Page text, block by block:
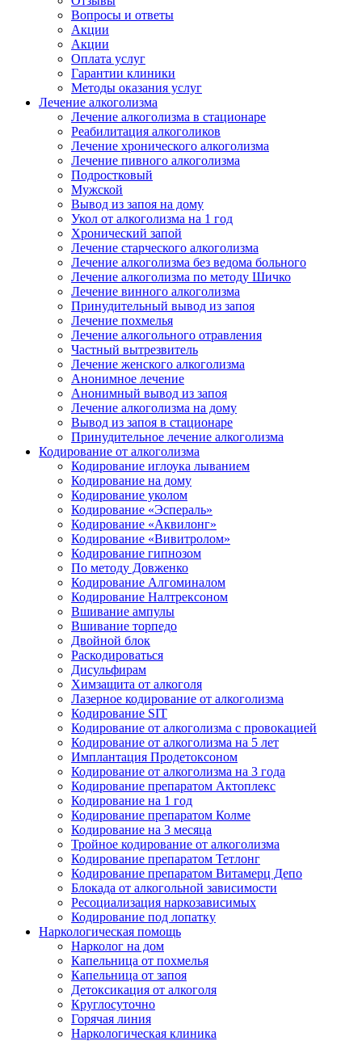
Вопросы и ответы
Акции
Акции
Оплата услуг
Гарантии клиники
Методы оказания услуг
Лечение алкоголизма
Лечение алкоголизма в стационаре
Реабилитация алкоголиков
Лечение хронического алкоголизма
Лечение пивного алкоголизма
Подростковый
Мужской
Вывод из запоя на дому
Укол от алкоголизма на 1 год
Хронический запой
Лечение старческого алкоголизма
Лечение алкоголизма без ведома больного
Лечение алкоголизма по методу Шичко
Лечение винного алкоголизма
Принудительный вывод из запоя
Лечение похмелья
Лечение алкогольного отравления
Частный вытрезвитель
Лечение женского алкоголизма
Анонимное лечение
Анонимный вывод из запоя
Лечение алкоголизма на дому
Вывод из запоя в стационаре
Принудительное лечение алкоголизма
Кодирование от алкоголизма
Кодирование иглоука лыванием
Кодирование на дому
Кодирование уколом
Кодирование «Эспераль»
Кодирование «Аквилонг»
Кодирование «Вивитролом»
Кодирование гипнозом
По методу Довженко
Кодирование Алгоминалом
Кодирование Налтрексоном
Вшивание ампулы
Вшивание торпедо
Двойной блок
Раскодироваться
Дисульфирам
Химзащита от алкоголя
Лазерное кодирование от алкоголизма
Кодирование SIT
Кодирование от алкоголизма с провокацией
Кодирование от алкоголизма на 5 лет
Имплантация Продетоксоном
Кодирование от алкоголизма на 3 года
Кодирование препаратом Актоплекс
Кодирование на 1 год
Кодирование препаратом Колме
Кодирование на 3 месяца
Тройное кодирование от алкоголизма
Кодирование препаратом Тетлонг
Кодирование препаратом Витамерц Депо
Блокада от алкогольной зависимости
Ресоциализация наркозависимых
Кодирование под лопатку
Наркологическая помощь
Нарколог на дом
Капельница от похмелья
Капельница от запоя
Детоксикация от алкоголя
Круглосуточно
Горячая линия
Наркологическая клиника